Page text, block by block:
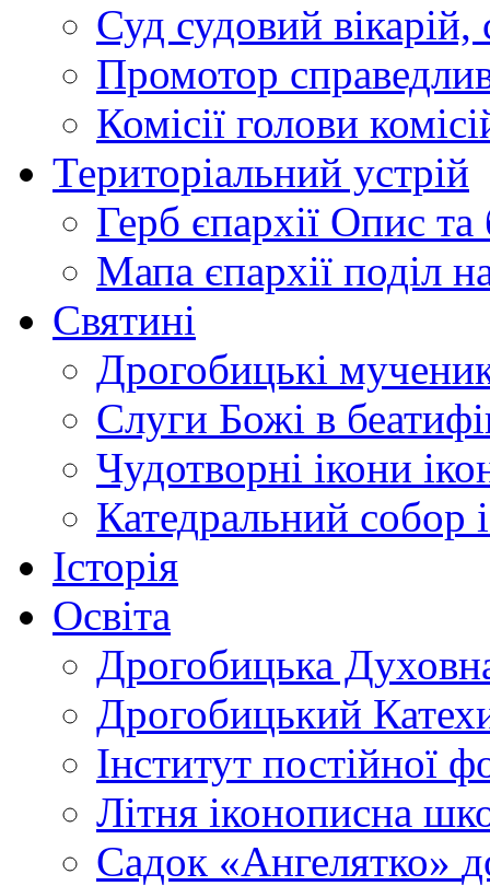
Суд судовий вікарій,
Промотор
Комісії голови
Територіальний устрій
Герб єпархії Опис та
Мапа єпархії поділ
Святині
Дрогобицькі
Слуги Божі в
Чудотворні ікони
Катедральний собор
Історія
Освіта
Дрогобицька
Дрогобицький
Інститут постійної
Літня іконописна
Садок «Ангелятко»